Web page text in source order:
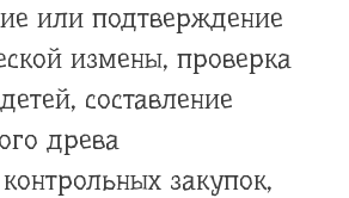
или подтверждение
измены, проверка
составление
древа
закупок,